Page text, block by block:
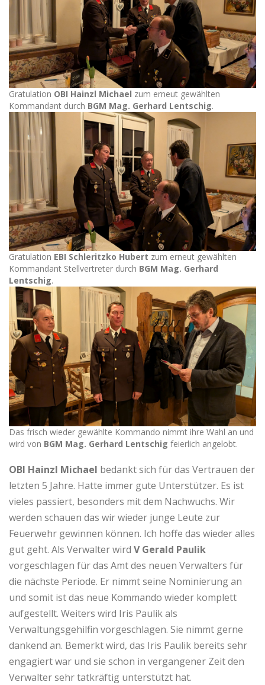
Gratulation OBI Hainzl Michael zum erneut gewählten
Kommandant durch BGM Mag. Gerhard Lentschig.
Gratulation EBI Schleritzko Hubert zum erneut gewählten
Kommandant Stellvertreter durch BGM Mag. Gerhard
Lentschig.
Das frisch wieder gewählte Kommando nimmt ihre Wahl an und
wird von BGM Mag. Gerhard Lentschig feierlich angelobt.
OBI Hainzl Michael bedankt sich für das Vertrauen der
letzten 5 Jahre. Hatte immer gute Unterstützer. Es ist
vieles passiert, besonders mit dem Nachwuchs. Wir
werden schauen das wir wieder junge Leute zur
Feuerwehr gewinnen können. Ich hoffe das wieder alles
gut geht. Als Verwalter wird V Gerald Paulik
vorgeschlagen für das Amt des neuen Verwalters für
die nächste Periode. Er nimmt seine Nominierung an
und somit ist das neue Kommando wieder komplett
aufgestellt. Weiters wird Iris Paulik als
Verwaltungsgehilfin vorgeschlagen. Sie nimmt gerne
dankend an. Bemerkt wird, das Iris Paulik bereits sehr
engagiert war und sie schon in vergangener Zeit den
Verwalter sehr tatkräftig unterstützt hat.